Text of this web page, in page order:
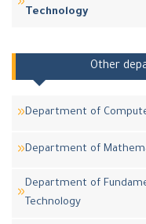
Technology
Other
Department of
Department of
Department of
Technology